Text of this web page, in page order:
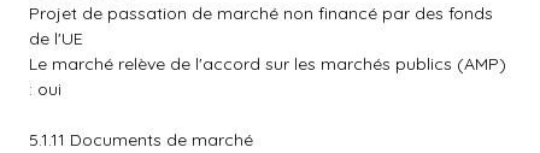
Projet de passation de marché non financé par des fonds
de l'UE
Le marché relève de l'accord sur les marchés publics (AMP)
: oui
5.1.11 Documents de marché